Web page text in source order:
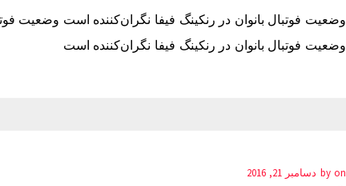
وضعیت فوتبال بانوان در رنکینگ فیفا نگران‌کننده است وضعیت
وضعیت فوتبال بانوان در رنکینگ فیفا نگران‌کننده است
by on دسامبر 21, 2016